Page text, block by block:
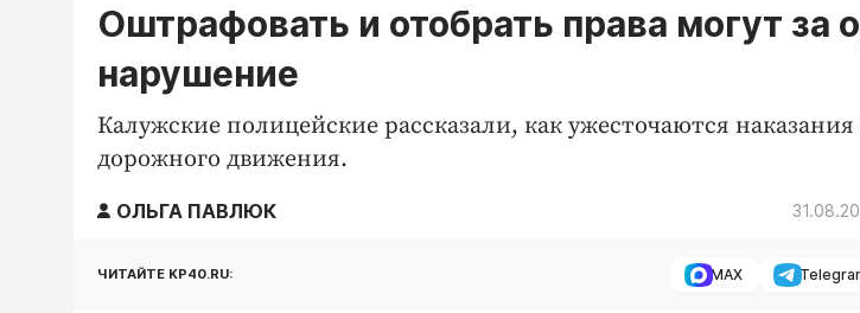
Оштрафовать и отобрать права могут за
нарушение
Калужские полицейские рассказали, как ужесточаются
дорожного движения.
ОЛЬГА ПАВЛЮК
ЧИТАЙТЕ KP40.RU: MAX